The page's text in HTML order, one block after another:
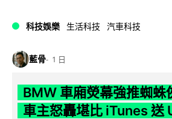
科技娛樂 生活科技 汽車科技
藍骨 1 日
BMW 車廂熒幕強推蜘
車主怒轟堪比 iTunes 送